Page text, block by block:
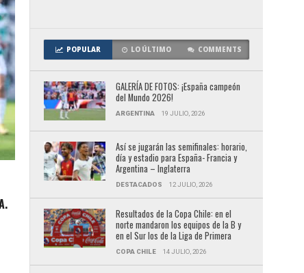
POPULAR LO ÚLTIMO COMMENTS
GALERÍA DE FOTOS: ¡España campeón
del Mundo 2026!
ARGENTINA 19 JULIO, 2026
Así se jugarán las semifinales: horario,
día y estadio para España- Francia y
Argentina – Inglaterra
DESTACADOS 12 JULIO, 2026
Resultados de la Copa Chile: en el
norte mandaron los equipos de la B y
en el Sur los de la Liga de Primera
COPA CHILE 14 JULIO, 2026